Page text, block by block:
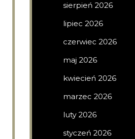
sierpień 2026
lipiec 2026
czerwiec 2026
maj 2026
kwiecień 2026
marzec 2026
luty 2026
styczeń 2026